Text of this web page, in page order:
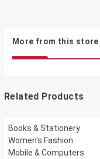
More from this store
Related Products
Books & Stationery
Women's Fashion
Mobile & Computers